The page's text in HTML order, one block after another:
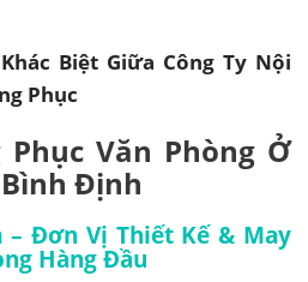
Biệt Giữa Công Ty Nội
Phục
Văn Phòng Ở
Định
Đơn Vị Thiết Kế & May
Hàng Đầu